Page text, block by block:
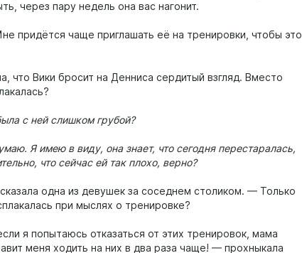
через пару недель она вас нагонит.
придётся чаще приглашать её на тренировки, чтобы это
что Вики бросит на Денниса сердитый взгляд. Вместо
с ней слишком грубой?
Я имею в виду, она знает, что сегодня перестаралась,
что сейчас ей так плохо, верно?
одна из девушек за соседнем столиком. — Только
при мыслях о тренировке?
я попытаюсь отказаться от этих тренировок, мама
меня ходить на них в два раза чаще! — прохныкала